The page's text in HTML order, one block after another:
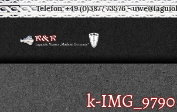
Telefon: +49 (0)3877 73576-
k-IMG_9790